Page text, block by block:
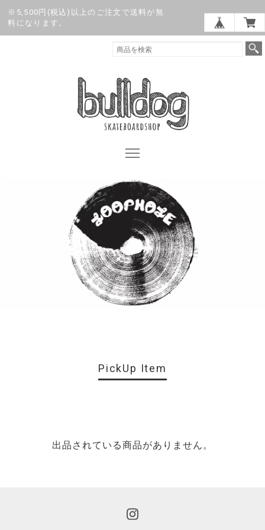
※5,500円(税込)以上のご注文で送料が無
料になります。
PickUp Item
出品されている商品がありません。